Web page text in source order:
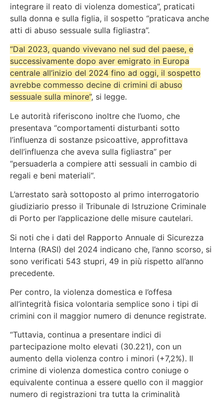
integrare il reato di violenza domestica”, praticati
sulla donna e sulla figlia, il sospetto “praticava anche
atti di abuso sessuale sulla figliastra”.
“Dal 2023, quando vivevano nel sud del paese, e
successivamente dopo aver emigrato in Europa
centrale all’inizio del 2024 fino ad oggi, il sospetto
avrebbe commesso decine di crimini di abuso
sessuale sulla minore”, si legge.
Le autorità riferiscono inoltre che l’uomo, che
presentava “comportamenti disturbanti sotto
l’influenza di sostanze psicoattive, approfittava
dell’influenza che aveva sulla figliastra” per
“persuaderla a compiere atti sessuali in cambio di
regali e beni materiali“.
L’arrestato sarà sottoposto al primo interrogatorio
giudiziario presso il Tribunale di Istruzione Criminale
di Porto per l’applicazione delle misure cautelari.
Si noti che i dati del Rapporto Annuale di Sicurezza
Interna (RASI) del 2024 indicano che, l’anno scorso, si
sono verificati 543 stupri, 49 in più rispetto all’anno
precedente.
Per contro, la violenza domestica e l’offesa
all’integrità fisica volontaria semplice sono i tipi di
crimini con il maggior numero di denunce registrate.
“Tuttavia, continua a presentare indici di
partecipazione molto elevati (30.221), con un
aumento della violenza contro i minori (+7,2%). Il
crimine di violenza domestica contro coniuge o
equivalente continua a essere quello con il maggior
numero di registrazioni tra tutta la criminalità